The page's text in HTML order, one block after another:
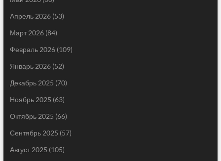
Апрель 2026(53)
Март 2026(84)
Февраль 2026(109)
Январь 2026(52)
Декабрь 2025 (70)
Ноябрь 2025 (63)
Октябрь 2025 (66)
Сентябрь 2025 (57)
Август 2025 (105)